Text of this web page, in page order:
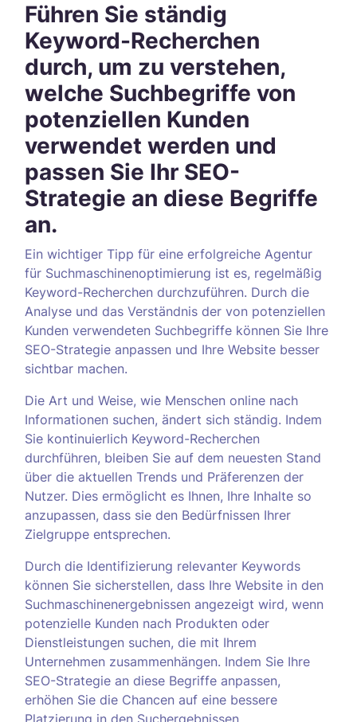
Führen Sie ständig
Keyword-Recherchen
durch, um zu verstehen,
welche Suchbegriffe von
potenziellen Kunden
verwendet werden und
passen Sie Ihr SEO-
Strategie an diese Begriffe
an.
Ein wichtiger Tipp für eine erfolgreiche Agentur
für Suchmaschinenoptimierung ist es, regelmäßig
Keyword-Recherchen durchzuführen. Durch die
Analyse und das Verständnis der von potenziellen
Kunden verwendeten Suchbegriffe können Sie Ihre
SEO-Strategie anpassen und Ihre Website besser
sichtbar machen.
Die Art und Weise, wie Menschen online nach
Informationen suchen, ändert sich ständig. Indem
Sie kontinuierlich Keyword-Recherchen
durchführen, bleiben Sie auf dem neuesten Stand
über die aktuellen Trends und Präferenzen der
Nutzer. Dies ermöglicht es Ihnen, Ihre Inhalte so
anzupassen, dass sie den Bedürfnissen Ihrer
Zielgruppe entsprechen.
Durch die Identifizierung relevanter Keywords
können Sie sicherstellen, dass Ihre Website in den
Suchmaschinenergebnissen angezeigt wird, wenn
potenzielle Kunden nach Produkten oder
Dienstleistungen suchen, die mit Ihrem
Unternehmen zusammenhängen. Indem Sie Ihre
SEO-Strategie an diese Begriffe anpassen,
erhöhen Sie die Chancen auf eine bessere
Platzierung in den Suchergebnissen.